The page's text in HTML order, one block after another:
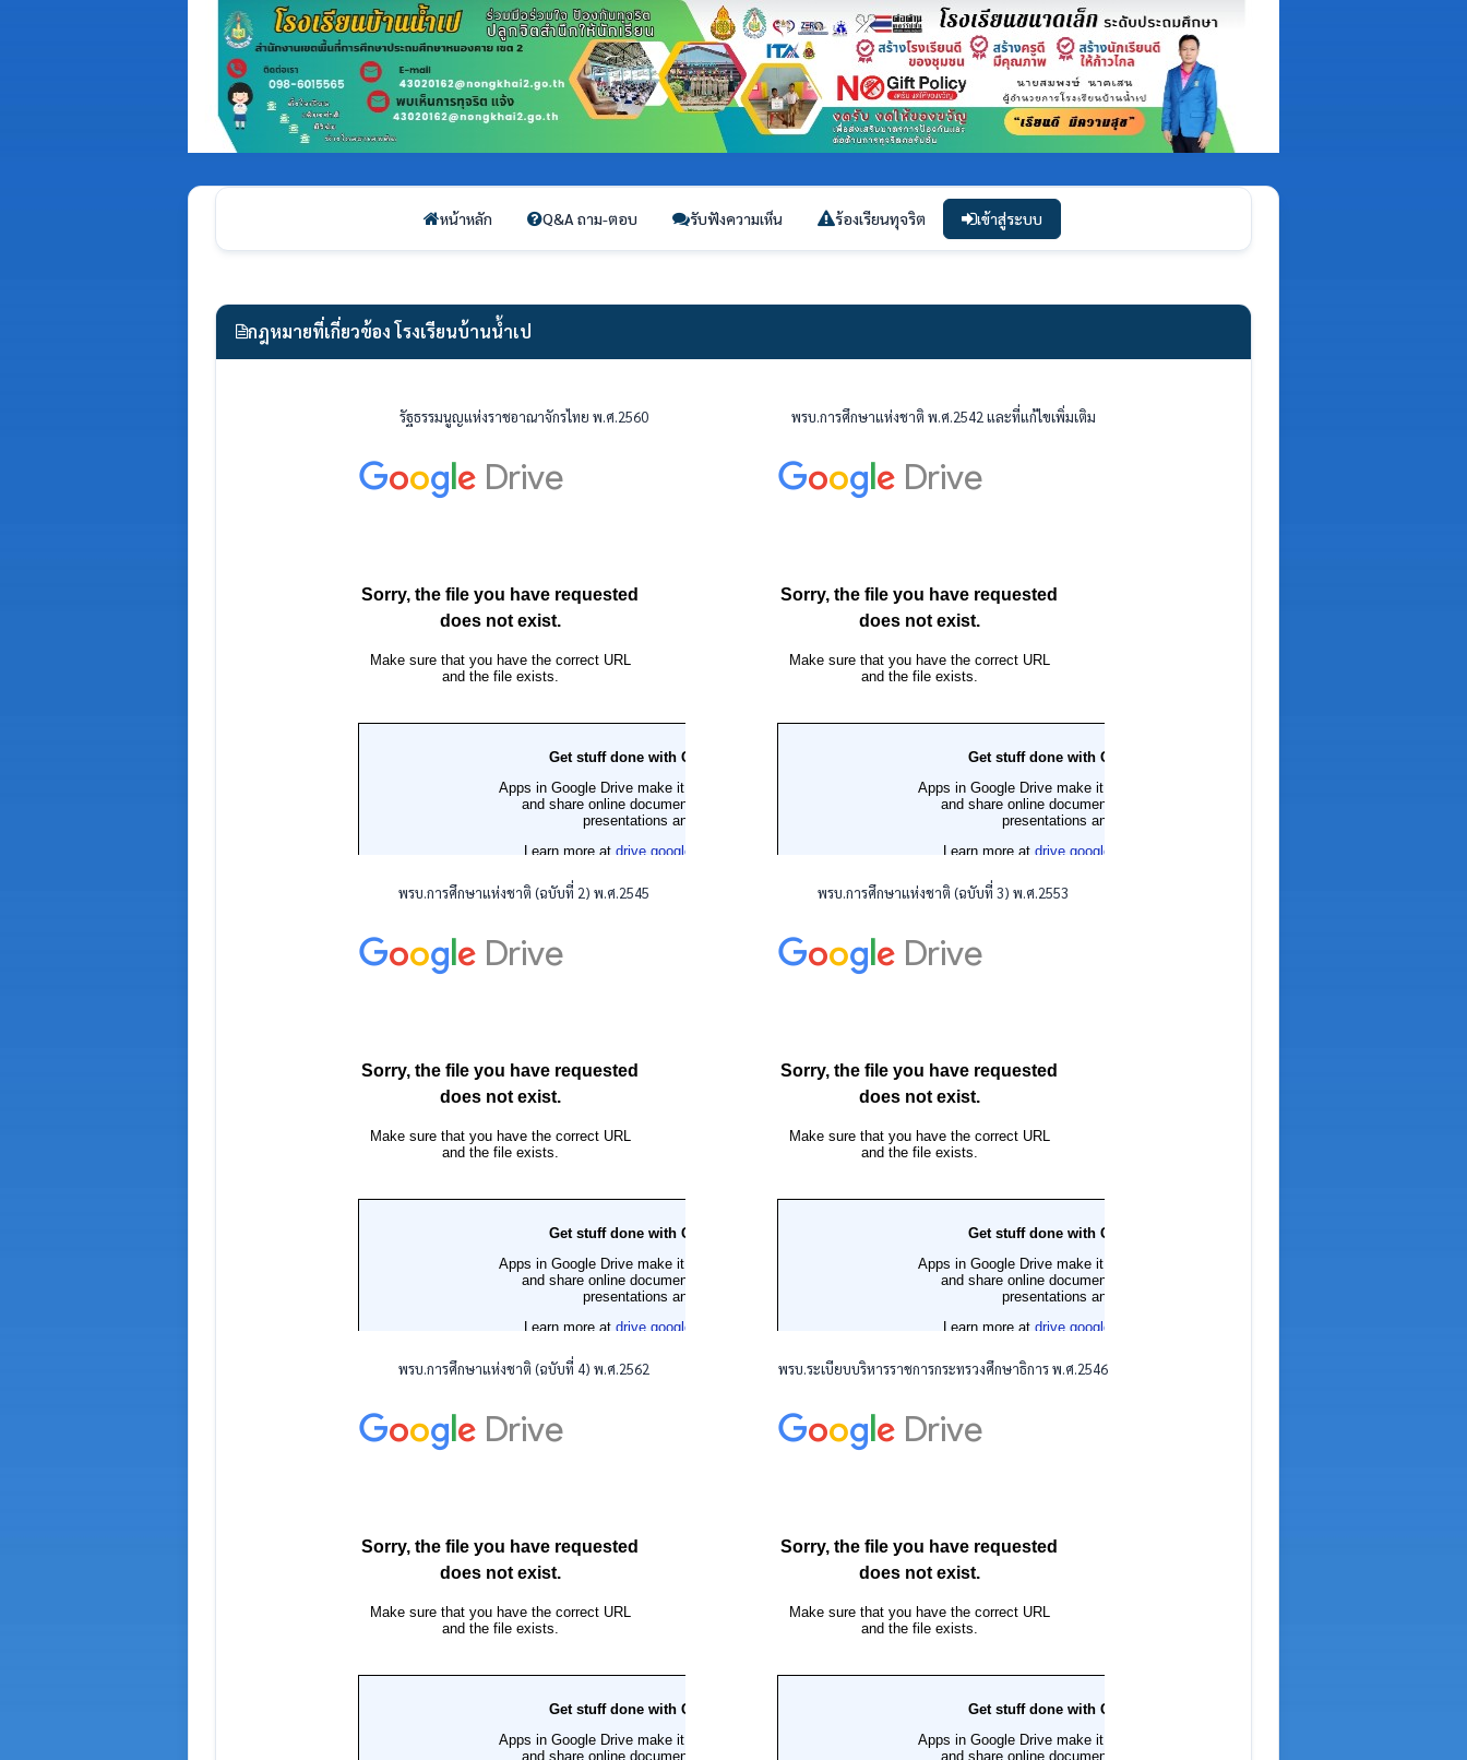
หน้าหลัก Q&A ถาม-ตอบ รับฟังความเห็น ร้องเรียนทุจริต เข้าสู่ระบบ
กฎหมายที่เกี่ยวข้อง โรงเรียนบ้านน้ำเป
รัฐธรรมนูญแห่งราชอาณาจักรไทย พ.ศ.2560 พรบ.การศึกษาแห่งชาติ พ.ศ.2542 และที่แก้ไขเพิ่มเติม
พรบ.การศึกษาแห่งชาติ (ฉบับที่ 2) พ.ศ.2545 พรบ.การศึกษาแห่งชาติ (ฉบับที่ 3) พ.ศ.2553
พรบ.การศึกษาแห่งชาติ (ฉบับที่ 4) พ.ศ.2562 พรบ.ระเบียบบริหารราชการกระทรวงศึกษาธิการ พ.ศ.2546